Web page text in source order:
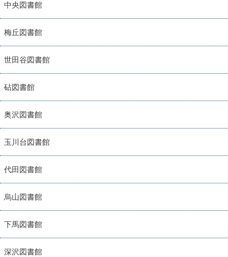
中央図書館
梅丘図書館
世田谷図書館
砧図書館
奥沢図書館
玉川台図書館
代田図書館
烏山図書館
下馬図書館
深沢図書館